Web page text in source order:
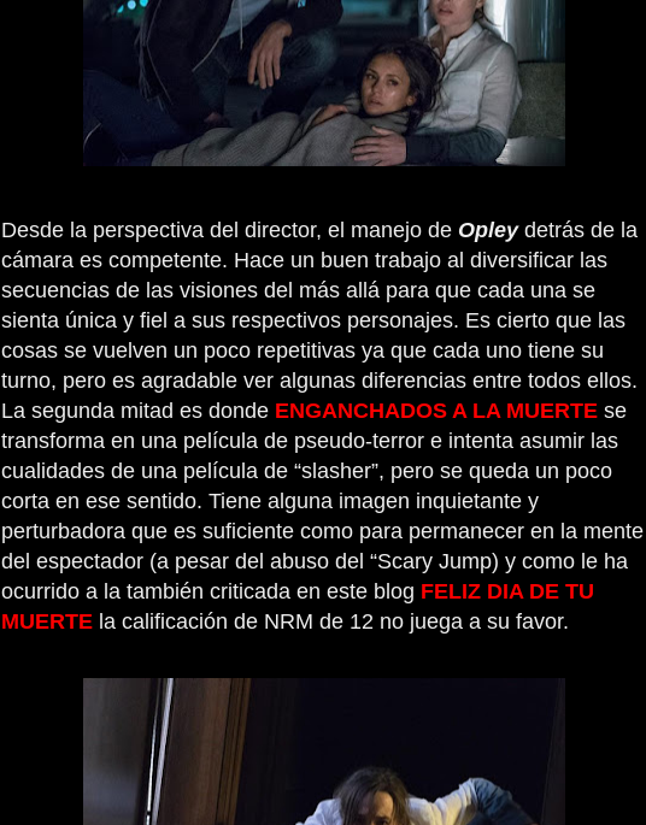
Desde la perspectiva del director, el manejo de Opleydetrás de la
cámara es competente. Hace un buen trabajo al diversificar las
secuencias de las visiones del más allá para que cada una se
sienta única y fiel a sus respectivos personajes. Es cierto que las
cosas se vuelven un poco repetitivas ya que cada uno tiene su
turno, pero es agradable ver algunas diferencias entre todos ellos.
La segunda mitad es donde ENGANCHADOS A LA MUERTE se
transforma en una película de pseudo-terror e intenta asumir las
cualidades de una película de “slasher”, pero se queda un poco
corta en ese sentido. Tiene alguna imagen inquietante y
perturbadora que es suficiente como para permanecer en la mente
del espectador (a pesar del abuso del “Scary Jump) y como le ha
ocurrido a la también criticada en este blog FELIZ DIA DE TU
MUERTE la calificación de NRM de 12 no juega a su favor.